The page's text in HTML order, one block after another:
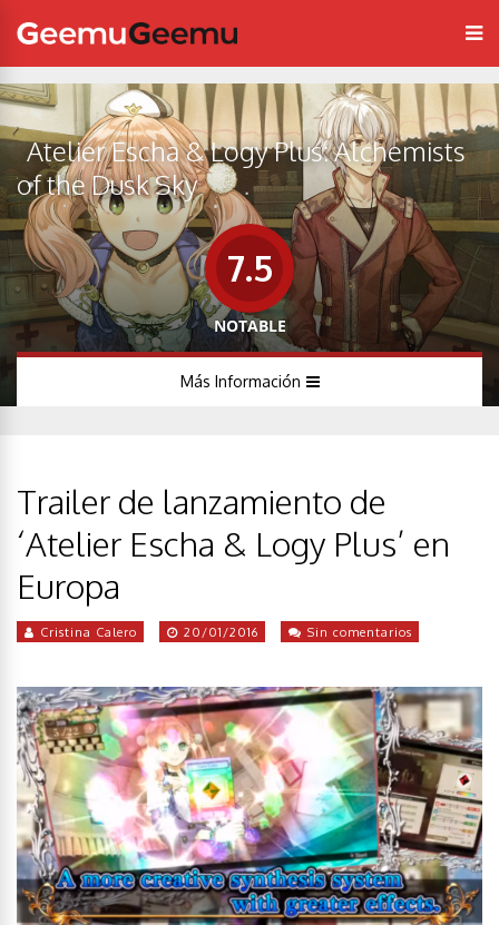
Atelier Escha & Logy Plus: Alchemists
of the Dusk Sky
7.5
NOTABLE
Más Información
Trailer de lanzamiento de
‘Atelier Escha & Logy Plus’ en
Europa
Cristina Calero 20/01/2016 Sin comentarios